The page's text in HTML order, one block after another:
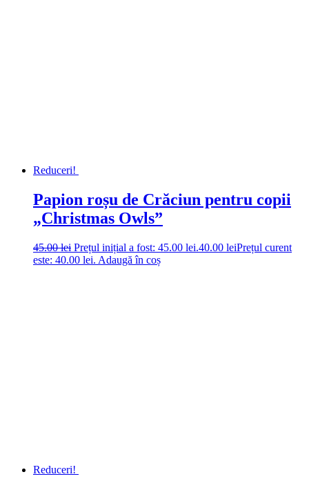
Reduceri!
Papion roșu de Crăciun pentru copii
„Christmas Owls”
45.00lei Prețul inițial a fost: 45.00 lei.40.00 leiPrețul curent
este: 40.00 lei. Adaugă în coș
Reduceri!